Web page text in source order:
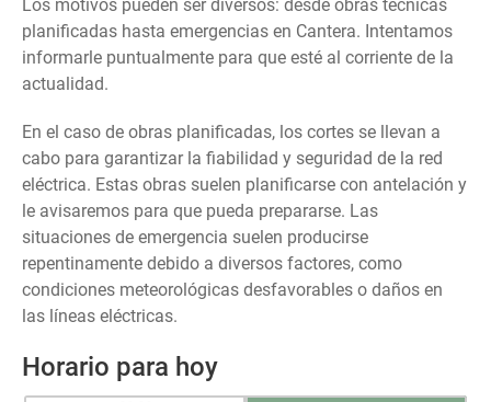
Los motivos pueden ser diversos: desde obras técnicas
planificadas hasta emergencias en Cantera. Intentamos
informarle puntualmente para que esté al corriente de la
actualidad.
En el caso de obras planificadas, los cortes se llevan a
cabo para garantizar la fiabilidad y seguridad de la red
eléctrica. Estas obras suelen planificarse con antelación y
le avisaremos para que pueda prepararse. Las
situaciones de emergencia suelen producirse
repentinamente debido a diversos factores, como
condiciones meteorológicas desfavorables o daños en
las líneas eléctricas.
Horario para hoy